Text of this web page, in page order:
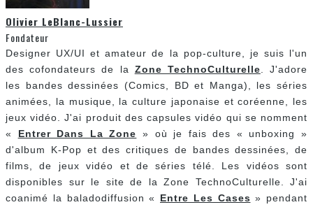
Olivier LeBlanc-Lussier
Fondateur
Designer UX/UI et amateur de la pop-culture, je suis l'un
des cofondateurs de la Zone TechnoCulturelle . J'adore
les bandes dessinées (Comics, BD et Manga), les séries
animées, la musique, la culture japonaise et coréenne, les
jeux vidéo. J'ai produit des capsules vidéo qui se nomment
« Entrer Dans La Zone » où je fais des « unboxing »
d'album K-Pop et des critiques de bandes dessinées, de
films, de jeux vidéo et de séries télé. Les vidéos sont
disponibles sur le site de la Zone TechnoCulturelle. J'ai
coanimé la baladodiffusion « Entre Les Cases » pendant